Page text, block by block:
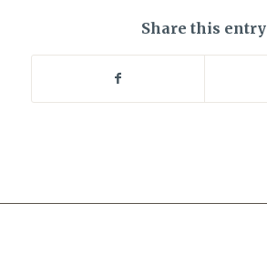
Share this entry